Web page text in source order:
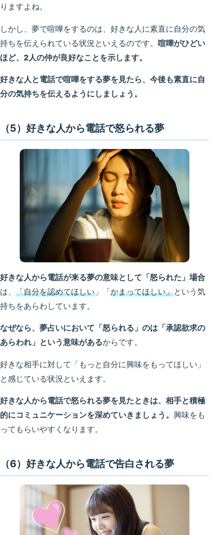
りますよね。
しかし、夢で喧嘩をするのは、好きな人に素直に自分の気
持ちを伝えられている状況といえるのです。 喧嘩がひどい
ほど、2人の仲が良好なことを示します。
好きな人と電話で喧嘩をする夢を見たら、今後も素直に自
分の気持ちを伝えるようにしましょう。
（5）好きな人から電話で怒られる夢
好きな人から電話が来る夢の意味として「怒られた」場合
は、 「自分を認めてほしい 」「かまってほしい」という気
持ちをあらわしています。
なぜなら、 夢占いにおいて「怒られる」のは「承認欲求の
あらわれ」という意味があるからです。
好きな相手に対して「もっと自分に興味をもってほしい」
と感じている状況といえます。
好きな人から電話で怒られる夢を見たときは、相手と積極
的にコミュニケーションを深めていきましょう。 興味をも
ってもらいやすくなります。
（6）好きな人から電話で告白される夢